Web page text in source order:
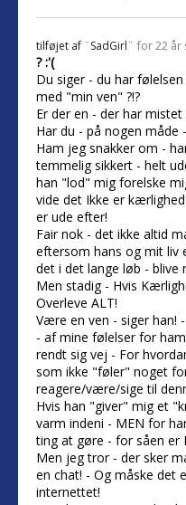
tilføjet af ¨SadGirl¨ for 22 år
? :'(
Du siger - du har
med "min ven" ?!?
Er der en - der har mistet
Har du - på nogen måde
Ham jeg snakker om -
temmelig sikkert - helt
han "lod" mig forelske
vide det Ikke er
er ude efter!
Fair nok - det ikke altid
eftersom hans og mit liv
det i det lange løb -
Men stadig - Hvis
Overleve ALT!
Være en ven - siger han!
- af mine følelser for
rendt sig vej - For
som ikke "føler" noget
reagere/være/sige til
Hvis han "giver" mig et
varm indeni - MEN for
ting at gøre - for såen er
Men jeg tror - der sker
en chat! - Og måske det
internettet!